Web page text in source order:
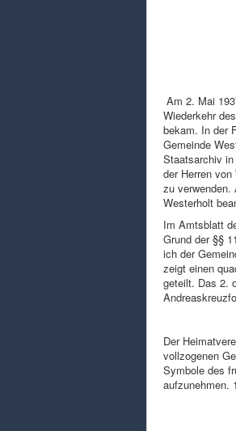
Am 2. Mai
Wiederkehr
bekam. In der
Gemeinde
Staatsarchiv
der Herren
zu verwenden.
Westerholt
Im Amtsblatt
Grund der §§
ich der
zeigt einen
geteilt. Das 2.
Der
vollzogenen
Symbole des
aufzunehmen.